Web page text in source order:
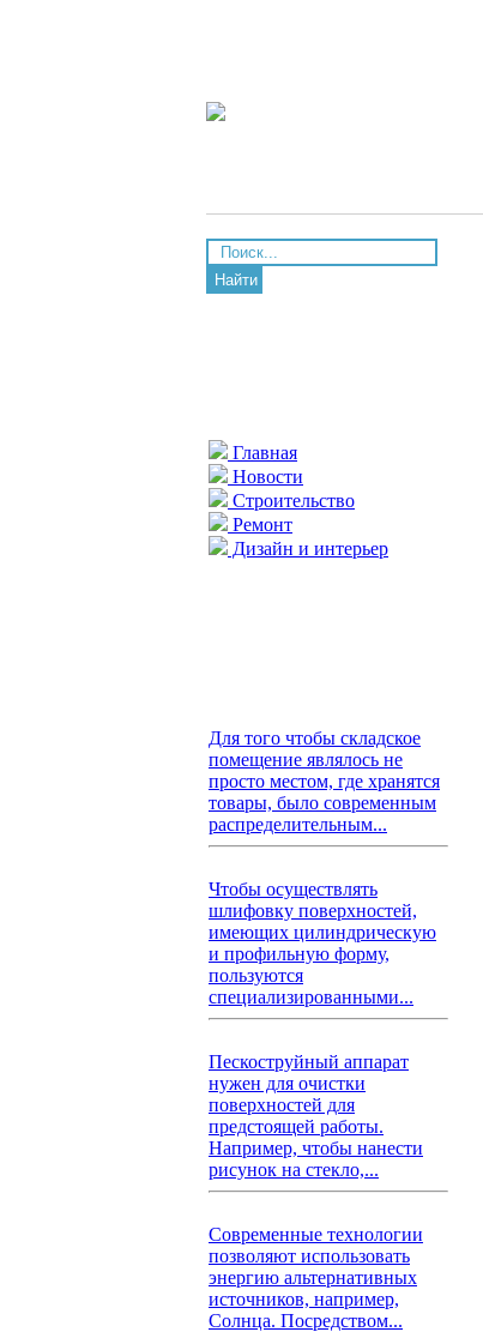
Найти
Главная
Новости
Строительство
Ремонт
Дизайн и интерьер
Для того чтобы складское
помещение являлось не
просто местом, где хранятся
товары, было современным
распределительным...
Чтобы осуществлять
шлифовку поверхностей,
имеющих цилиндрическую
и профильную форму,
пользуются
специализированными...
Пескоструйный аппарат
нужен для очистки
поверхностей для
предстоящей работы.
Например, чтобы нанести
рисунок на стекло,...
Современные технологии
позволяют использовать
энергию альтернативных
источников, например,
Солнца. Посредством...